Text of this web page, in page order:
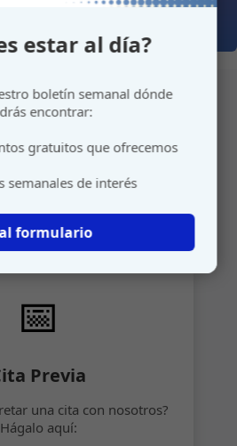
personalizada
sus sugerencias de
📅
Previa
una cita con nosotros?
Hágalo aquí:
estar al día?
boletín semanal dónde
encontrar:
gratuitos que ofrecemos
semanales de interés
formulario